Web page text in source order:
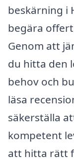
beskärning i
begära
Genom att
du hitta den
behov och
läsa
säkerställa
kompetent
att hitta rätt